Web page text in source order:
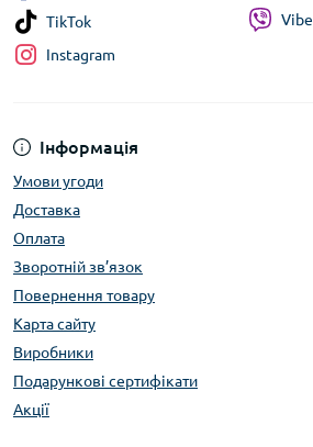
Інформація
Умови угоди
Доставка
Оплата
Зворотній зв’язок
Повернення товару
Карта сайту
Виробники
Подарункові сертифікати
Акції
TikTok
Instagram